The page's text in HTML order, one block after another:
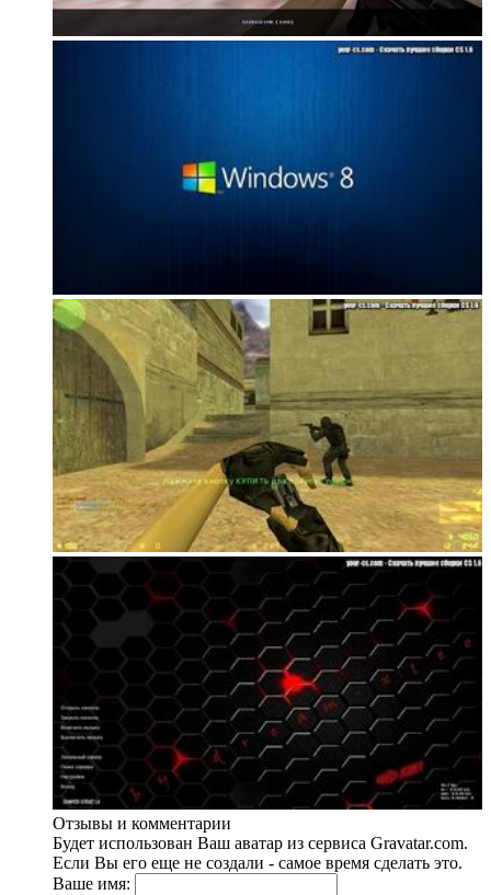
Отзывы и комментарии
Будет использован Ваш аватар из сервиса Gravatar.com.
Если Вы его еще не создали - самое время сделать это.
Ваше имя: